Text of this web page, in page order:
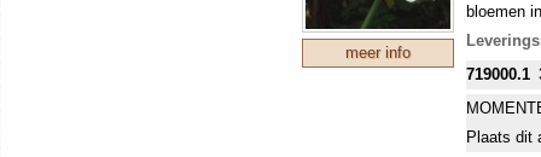
meer info
bloemen
geur is
meestal
719000.1
Plaats dit